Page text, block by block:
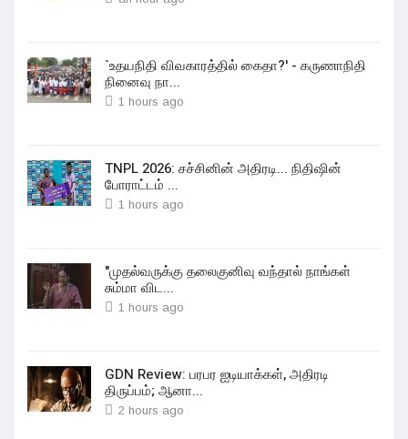
`உதயநிதி விவகாரத்தில் கைதா?' - கருணாநிதி
நினைவு நா...
1 hours ago
TNPL 2026: சச்சினின் அதிரடி... நிதிஷின்
போராட்டம் ...
1 hours ago
"முதல்வருக்கு தலைகுனிவு வந்தால் நாங்கள்
சும்மா விட...
1 hours ago
GDN Review: பரபர ஐடியாக்கள், அதிரடி
திருப்பம்; ஆனா...
2 hours ago